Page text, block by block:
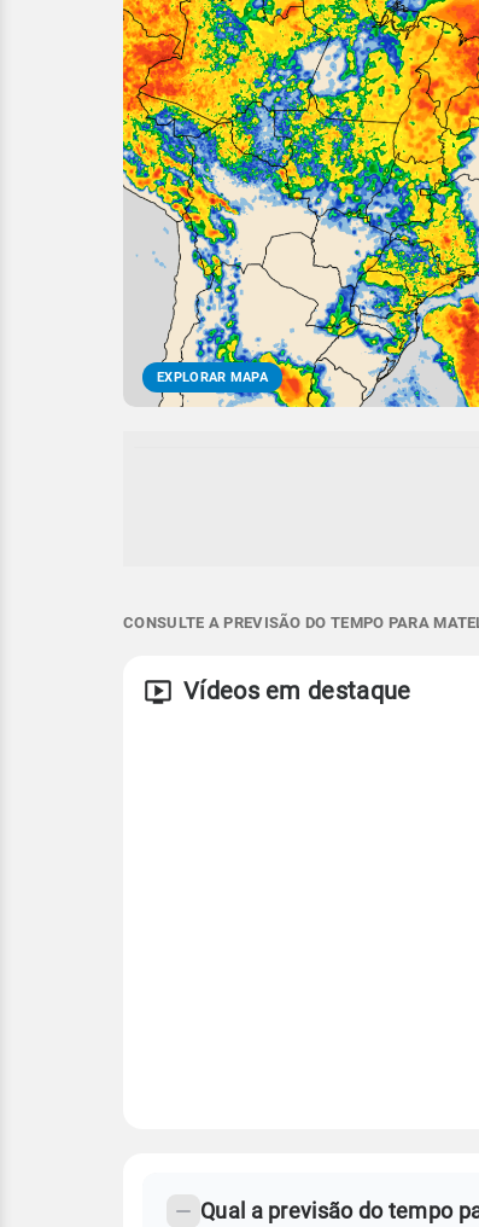
EXPLORAR MAPA
CONSULTE A PREVISÃO DO TEMPO PARA
Vídeos em destaque
Qual a previsão do tempo